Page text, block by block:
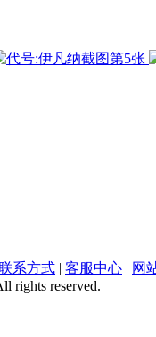
系方式 | 客服中心 | 网
rights reserved.